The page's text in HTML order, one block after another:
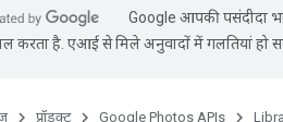
Google आपकी पसंदीदा
करता है. एआई से मिले अनुवादों में गलतियां हो
प्रॉडक्ट Google Photos APIs